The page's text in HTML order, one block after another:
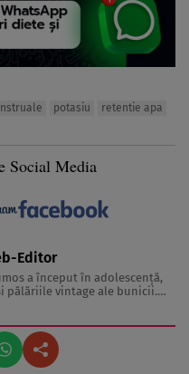
potasiu retentie apa
Social Media
Editor
a început în adolescență,
pălăriile vintage ale bunicii.
fascinație într-o misiune: